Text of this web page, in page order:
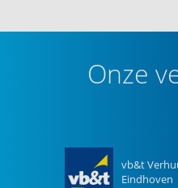
Onze
vb&t
Eindhoven